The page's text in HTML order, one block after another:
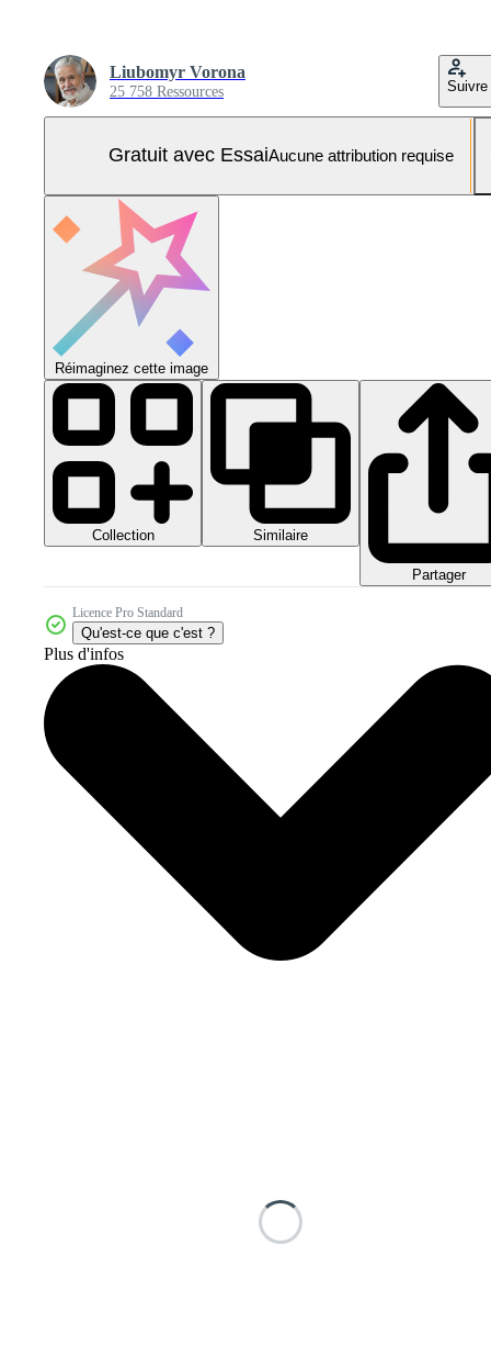
Liubomyr Vorona
25 758 Ressources Suivre
Gratuit avec EssaiAucune attribution requise
Réimaginez cette image
Collection Similaire
Partager
Licence Pro Standard
Qu'est-ce que c'est ?
Plus d'infos